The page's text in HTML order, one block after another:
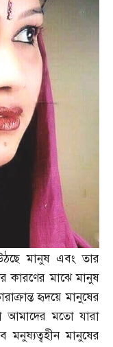
মানুষ এবং তার
কারণের মাঝে মানুষ
হৃদয়ে মানুষের
আমাদের মতো যারা
মানুষের